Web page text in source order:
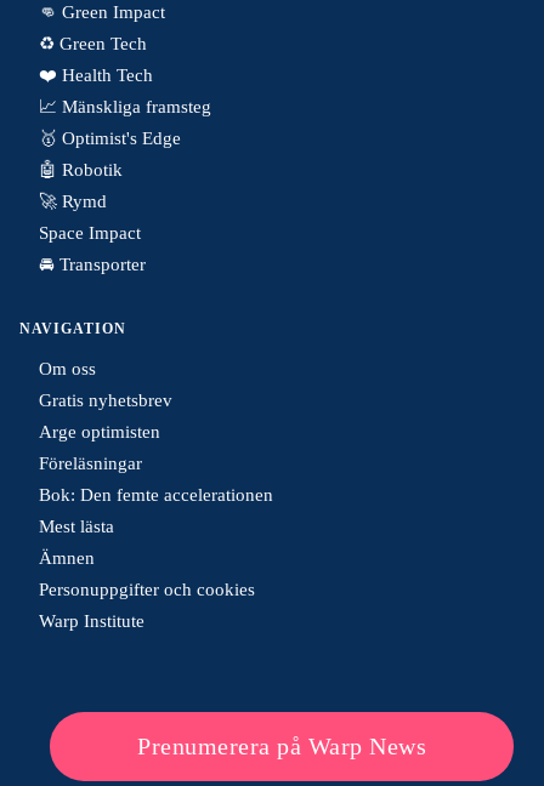
👊 Green Impact
♻️ Green Tech
❤️ Health Tech
📈 Mänskliga framsteg
🥇 Optimist's Edge
🤖 Robotik
🚀 Rymd
Space Impact
🚘 Transporter
NAVIGATION
Om oss
Gratis nyhetsbrev
Arge optimisten
Föreläsningar
Bok: Den femte accelerationen
Mest lästa
Ämnen
Personuppgifter och cookies
Warp Institute
Prenumerera på Warp News